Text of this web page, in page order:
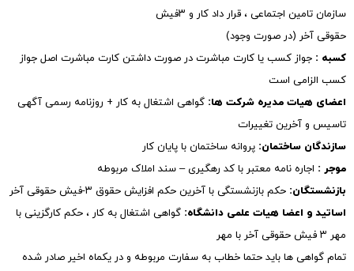
سازمان تامین اجتماعی ، قرار داد کار و ۳فیش
حقوقی آخر (در صورت وجود)
کسبه : جواز کسب یا کارت مباشرت در صورت داشتن کارت مباشرت اصل جواز
کسب الزامی است
اعضای هیات مدیره شرکت ها: گواهی اشتغال به کار + روزنامه رسمی آگهی
تاسیس و آخرین تغییرات
سازندگان ساختمان: پروانه ساختمان با پایان کار
موجر : اجاره نامه معتبر با کد رهگیری – سند املاک مربوطه
بازنشستگان: حکم بازنشستگی با آخرین حکم افزایش حقوق ۳-فیش حقوقی آخر
اساتید و اعضا هیات علمی دانشگاه: گواهی اشتغال به کار ، حکم کارگزینی با
مهر ۳ فیش حقوقی آخر با مهر
تمام گواهی ها باید حتما خطاب به سفارت مربوطه و در یکماه اخیر صادر شده